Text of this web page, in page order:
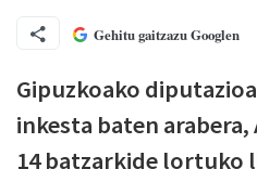
Gehitu gaitzazu Googlen
Gipuzkoako
inkesta baten
14 batzarkide lortuko